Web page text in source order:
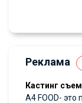
Реклама
Кастинг
А4 FOOD- это